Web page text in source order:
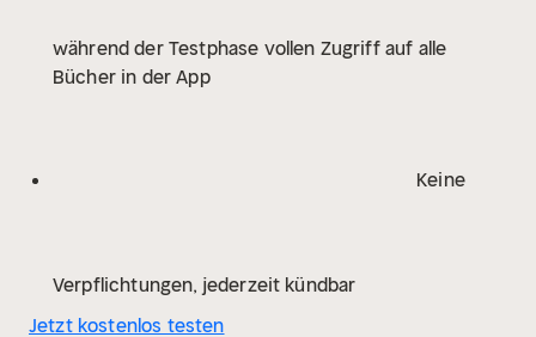
während der Testphase vollen Zugriff auf alle
Bücher in der App
Keine
Verpflichtungen, jederzeit kündbar
Jetzt kostenlos testen